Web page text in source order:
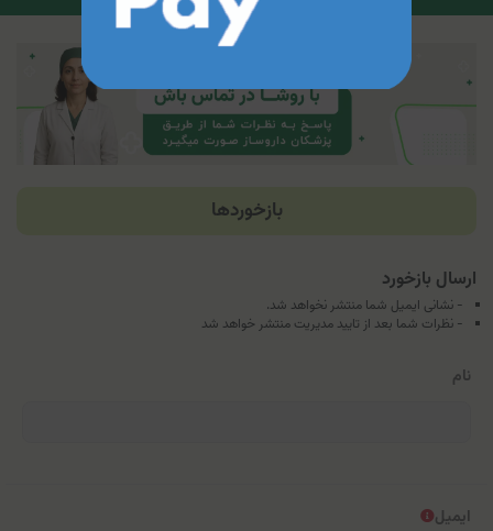
بازخوردها
ارسال بازخورد
- نشانی ایمیل شما منتشر نخواهد شد.
- نظرات شما بعد از تایید مدیریت منتشر خواهد شد
نام
ایمیل